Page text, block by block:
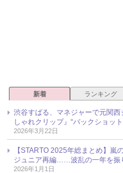
新着 ランキング
渋谷すばる、マネジャーで元関
しゃれクリップ』“バックショッ
2026年3月22日
【STARTO 2025年総まとめ】嵐
ジュニア再編……波乱の一年を振
2026年1月1日